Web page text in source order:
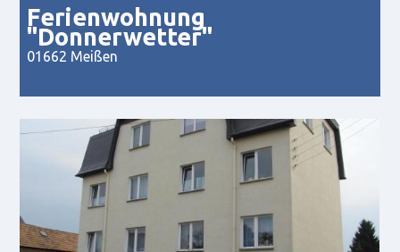
Ferienwohnung
"Donnerwetter"
01662 Meißen